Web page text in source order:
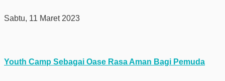
Sabtu, 11 Maret 2023
Youth Camp Sebagai Oase Rasa Aman Bagi Pemuda